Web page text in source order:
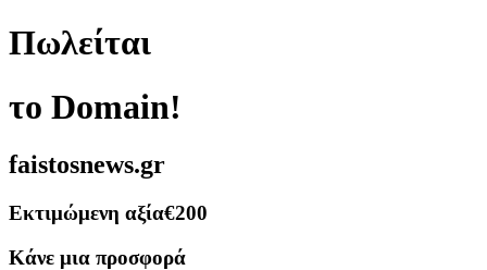
Πωλείται
το Domain!
faistosnews.gr
Εκτιμώμενη αξία€200
Κάνε μια προσφορά